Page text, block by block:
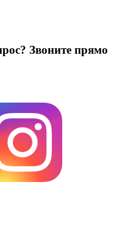
Звоните прямо